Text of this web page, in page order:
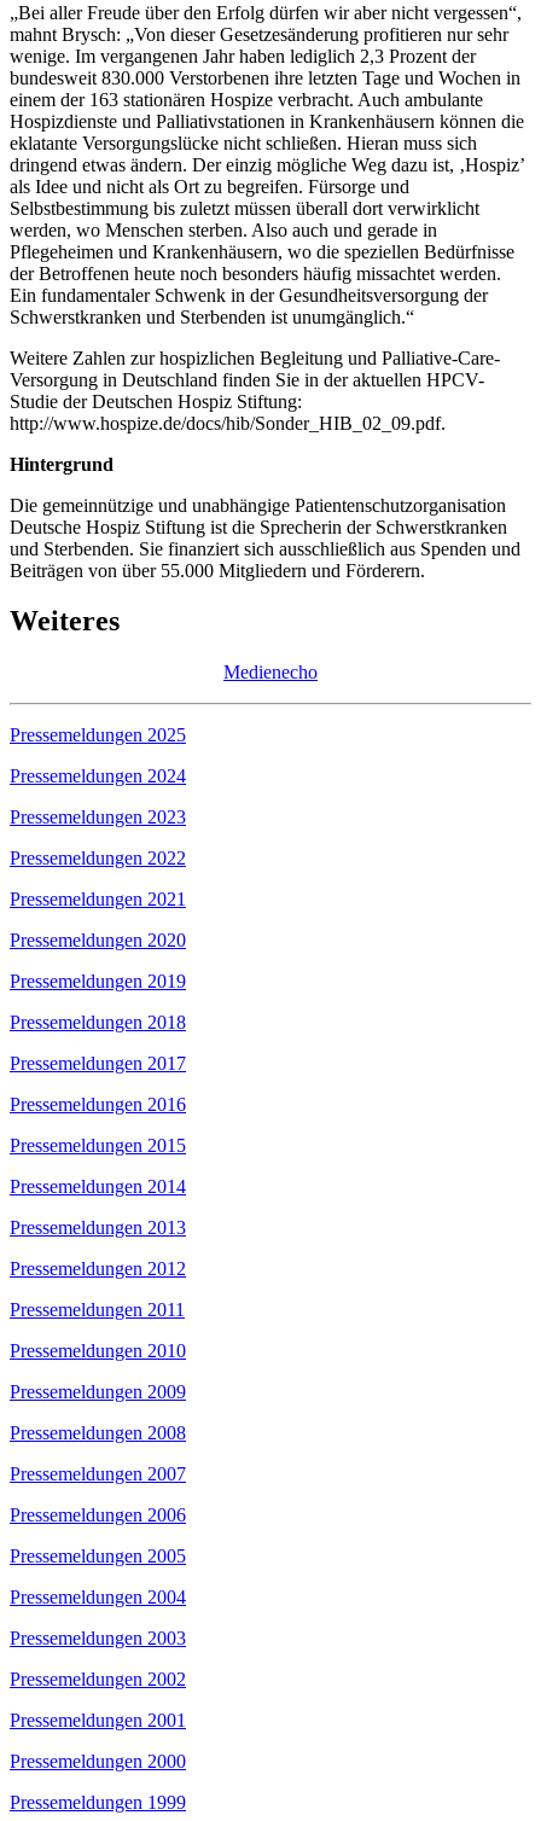
„Bei aller Freude über den Erfolg dürfen wir aber nicht vergessen“,
mahnt Brysch: „Von dieser Gesetzesänderung profitieren nur sehr
wenige. Im vergangenen Jahr haben lediglich 2,3 Prozent der
bundesweit 830.000 Verstorbenen ihre letzten Tage und Wochen in
einem der 163 stationären Hospize verbracht. Auch ambulante
Hospizdienste und Palliativstationen in Krankenhäusern können die
eklatante Versorgungslücke nicht schließen. Hieran muss sich
dringend etwas ändern. Der einzig mögliche Weg dazu ist, ‚Hospiz’
als Idee und nicht als Ort zu begreifen. Fürsorge und
Selbstbestimmung bis zuletzt müssen überall dort verwirklicht
werden, wo Menschen sterben. Also auch und gerade in
Pflegeheimen und Krankenhäusern, wo die speziellen Bedürfnisse
der Betroffenen heute noch besonders häufig missachtet werden.
Ein fundamentaler Schwenk in der Gesundheitsversorgung der
Schwerstkranken und Sterbenden ist unumgänglich.“
Weitere Zahlen zur hospizlichen Begleitung und Palliative-Care-
Versorgung in Deutschland finden Sie in der aktuellen HPCV-
Studie der Deutschen Hospiz Stiftung:
http://www.hospize.de/docs/hib/Sonder_HIB_02_09.pdf.
Hintergrund
Die gemeinnützige und unabhängige Patientenschutzorganisation
Deutsche Hospiz Stiftung ist die Sprecherin der Schwerstkranken
und Sterbenden. Sie finanziert sich ausschließlich aus Spenden und
Beiträgen von über 55.000 Mitgliedern und Förderern.
Weiteres
Medienecho
Pressemeldungen 2025
Pressemeldungen 2024
Pressemeldungen 2023
Pressemeldungen 2022
Pressemeldungen 2021
Pressemeldungen 2020
Pressemeldungen 2019
Pressemeldungen 2018
Pressemeldungen 2017
Pressemeldungen 2016
Pressemeldungen 2015
Pressemeldungen 2014
Pressemeldungen 2013
Pressemeldungen 2012
Pressemeldungen 2011
Pressemeldungen 2010
Pressemeldungen 2009
Pressemeldungen 2008
Pressemeldungen 2007
Pressemeldungen 2006
Pressemeldungen 2005
Pressemeldungen 2004
Pressemeldungen 2003
Pressemeldungen 2002
Pressemeldungen 2001
Pressemeldungen 2000
Pressemeldungen 1999